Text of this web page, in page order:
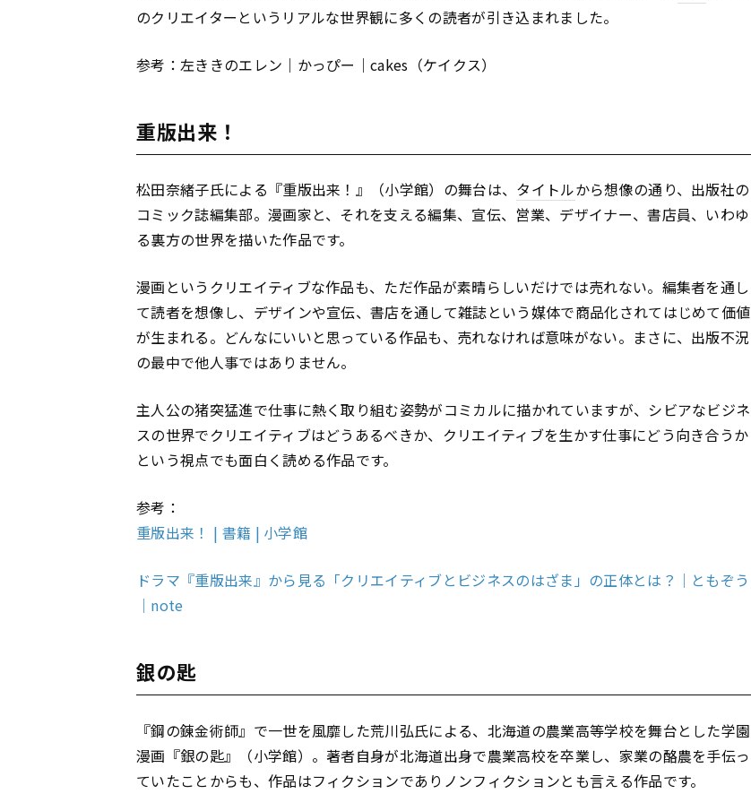
のクリエイターというリアルな世界観に多くの読者が引き込まれました。
参考：左ききのエレン｜かっぴー｜cakes（ケイクス）
重版出来！
松田奈緒子氏による『重版出来！』（小学館）の舞台は、 タイトルから想像の通り、出版社の
コミック誌編集部。漫画家と、それを支える編集、宣伝、営業、デザイナー、書店員、いわゆ
る裏方の世界を描いた作品です。
漫画というクリエイティブな作品も、ただ作品が素晴らしいだけでは売れない。編集者を通し
て読者を想像し、デザインや宣伝、書店を通して雑誌という媒体で商品化されてはじめて価値
が生まれる。どんなにいいと思っている作品も、売れなければ意味がない。まさに、出版不況
の最中で他人事ではありません。
主人公の猪突猛進で仕事に熱く取り組む姿勢がコミカルに描かれていますが、シビアなビジネ
スの世界でクリエイティブはどうあるべきか、クリエイティブを生かす仕事にどう向き合うか
という視点でも面白く読める作品です。
参考：
重版出来！ | 書籍 | 小学館
ドラマ『重版出来』から見る「クリエイティブとビジネスのはざま」の正体とは？｜ともぞう
｜note
銀の匙
『鋼の錬金術師』で一世を風靡した荒川弘氏による、北海道の農業高等学校を舞台とした学園
漫画『銀の匙』（小学館）。著者自身が北海道出身で農業高校を卒業し、家業の酪農を手伝っ
ていたことからも、作品はフィクションでありノンフィクションとも言える作品です。